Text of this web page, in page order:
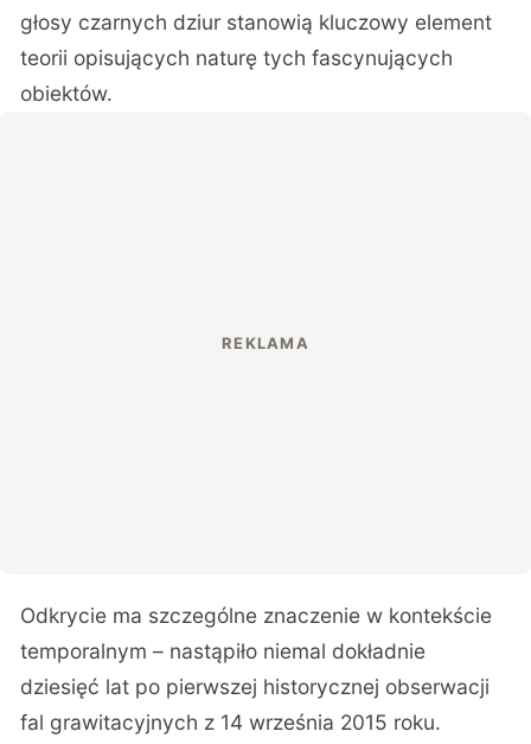
głosy czarnych dziur stanowią kluczowy element
teorii opisujących naturę tych fascynujących
obiektów.
Odkrycie ma szczególne znaczenie w kontekście
temporalnym – nastąpiło niemal dokładnie
dziesięć lat po pierwszej historycznej obserwacji
fal grawitacyjnych z 14 września 2015 roku.